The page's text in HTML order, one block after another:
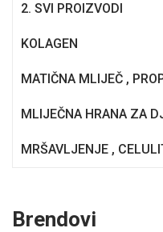
2. SVI PROIZVODI
KOLAGEN
MATIČNA MLIJEČ ,
MLIJEČNA HRANA ZA
MRŠAVLJENJE ,
Brendovi